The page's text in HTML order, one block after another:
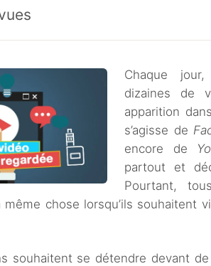
Chaque
dizaines de
apparition
s’agisse de
encore de
partout et
Pourtant,
chose lorsqu’ils souhaitent
souhaitent se détendre devant